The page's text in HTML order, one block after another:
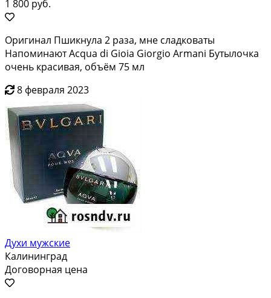
1 800 руб.
Оригинал Пшикнула 2 раза, мне сладковаты
Напоминают Acqua di Gioia Giorgio Armani Бутылочка
очень красивая, объём 75 мл
8 февраля 2023
Духи мужские
Калининград
Договорная цена